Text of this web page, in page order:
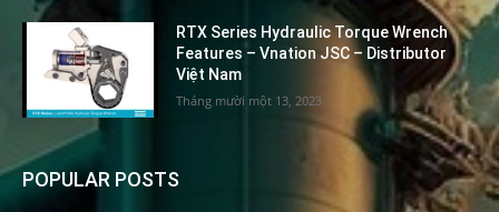
RTX Series Hydraulic Torque Wrench
Features – Vnation JSC – Distributor
Việt Nam
Tháng mười một 13, 2023
POPULAR POSTS